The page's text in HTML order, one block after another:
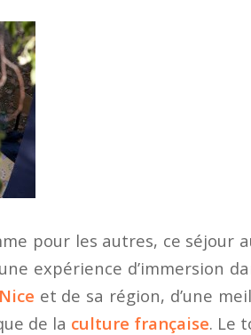
pour les autres, ce séjour
expérience d’immersion
Nice et de sa région, d’une
de la culture française. Le